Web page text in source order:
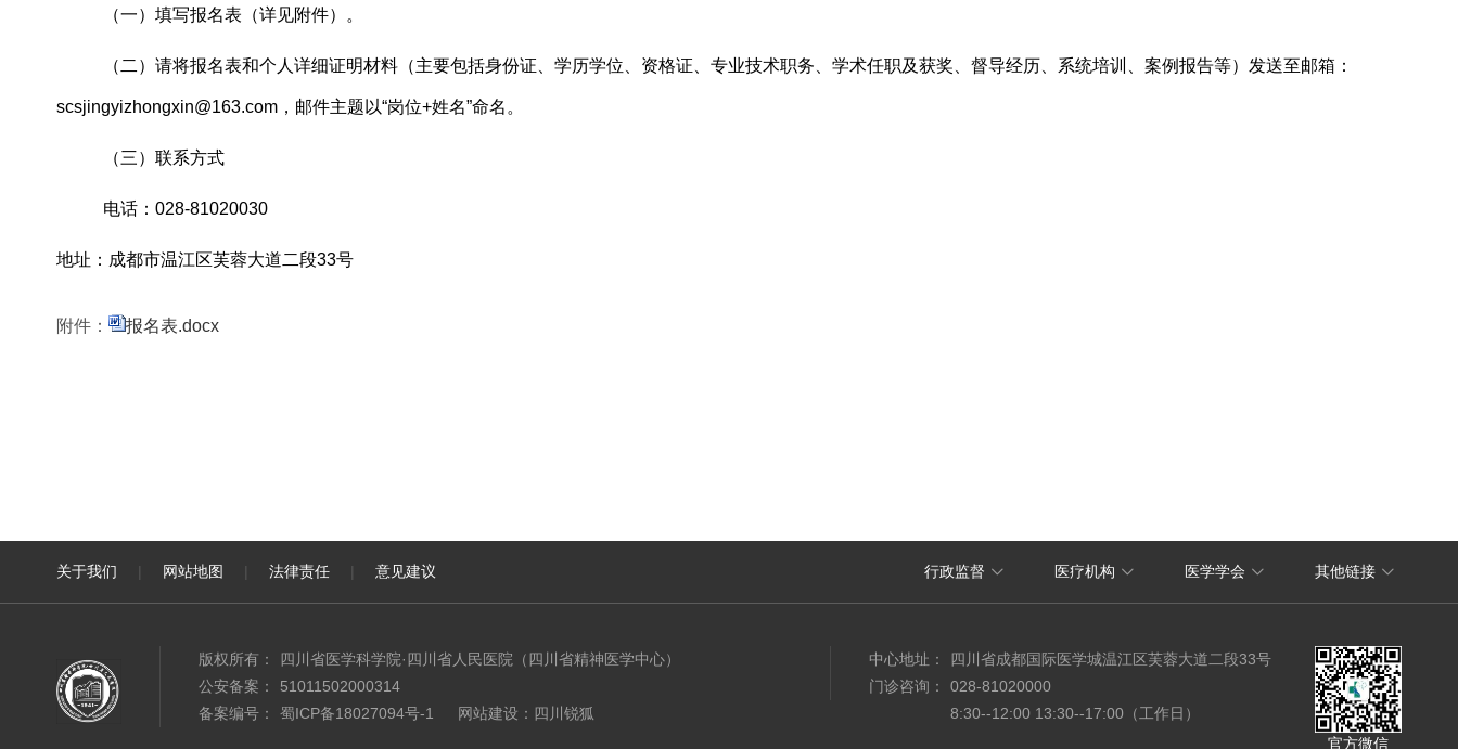
（一）填写报名表（详见附件）。
（二）请将报名表和个人详细证明材料（主要包括身份证、学历学位、资格证、专业技术职务、学术任职及获奖、督导经历、系统培训、案例报告等）发送至邮箱：
scsjingyizhongxin@163.com，邮件主题以“岗位+姓名”命名。
（三）联系方式
电话： 028-81020030
地址：成都市温江区芙蓉大道二段33号
附件： 报名表.docx
关于我们 | 网站地图 | 法律责任 | 意见建议 行政监督  医疗机构  医学学会  其他链接 
版权所有：
四川省医学科学院·四川省人民医院（四川省精神医学中心）
公安备案：
51011502000314
备案编号：
蜀ICP备18027094号-1
网站建设：四川锐狐
官方微信
中心地址：
四川省成都国际医学城温江区芙蓉大道二段33号
门诊咨询：
028-81020000
8:30--12:00 13:30--17:00（工作日）